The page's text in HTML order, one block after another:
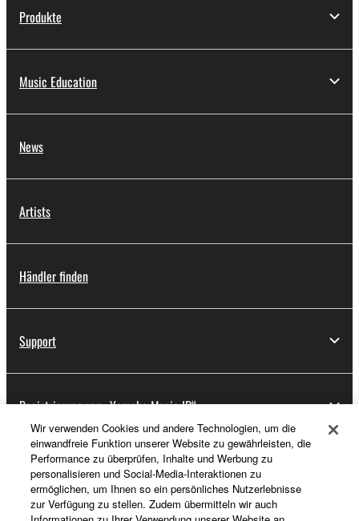
Produkte
Music Education
News
Artists
Händler finden
Support
Registrierung von „Yamaha Music ID“
Über Yamaha
Wir verwenden Cookies und andere Technologien, um die
einwandfreie Funktion unserer Website zu gewährleisten, die
Performance zu überprüfen, Inhalte und Werbung zu
personalisieren und Social-Media-Interaktionen zu
ermöglichen, um Ihnen so ein persönliches Nutzerlebnisse
zur Verfügung zu stellen. Zudem übermitteln wir auch